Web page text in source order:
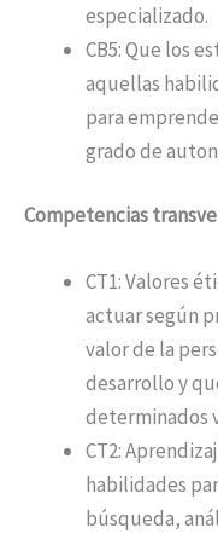
especializado.
CB5: Que los
aquellas
para
grado de
Competencias
CT1: Valores
actuar según
valor de la
desarrollo y
determinados
CT2:
habilidades
búsqueda,